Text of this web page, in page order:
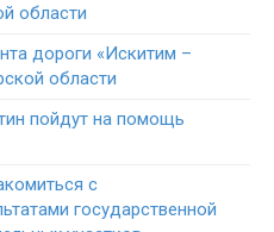
области
дороги «Искитим –
области
пойдут на помощь
с
государственной